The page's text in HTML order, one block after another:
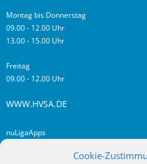
Cookie-
Montag bis Donnerstag
09.00 - 12.00 Uhr
13.00 - 15.00 Uhr
Freitag
09.00 - 12.00 Uhr
WWW.HVSA.DE
nuLigaApps